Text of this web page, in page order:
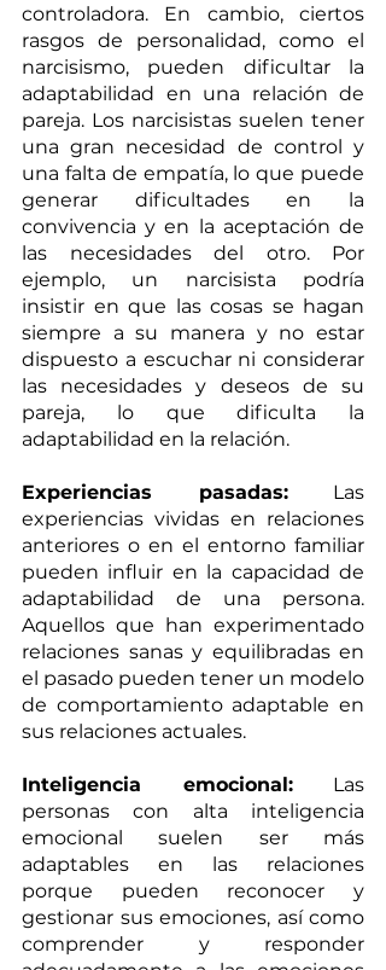
controladora. En cambio, ciertos
rasgos de personalidad, como el
narcisismo, pueden dificultar la
adaptabilidad en una relación de
pareja. Los narcisistas suelen tener
una gran necesidad de control y
una falta de empatía, lo que puede
generar dificultades en la
convivencia y en la aceptación de
las necesidades del otro. Por
ejemplo, un narcisista podría
insistir en que las cosas se hagan
siempre a su manera y no estar
dispuesto a escuchar ni considerar
las necesidades y deseos de su
pareja, lo que dificulta la
adaptabilidad en la relación.
Experiencias pasadas: Las
experiencias vividas en relaciones
anteriores o en el entorno familiar
pueden influir en la capacidad de
adaptabilidad de una persona.
Aquellos que han experimentado
relaciones sanas y equilibradas en
el pasado pueden tener un modelo
de comportamiento adaptable en
sus relaciones actuales.
Inteligencia emocional: Las
personas con alta inteligencia
emocional suelen ser más
adaptables en las relaciones
porque pueden reconocer y
gestionar sus emociones, así como
comprender y responder